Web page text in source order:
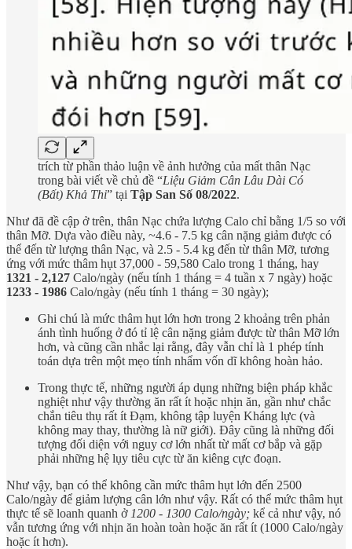
trích từ phần thảo luận về ảnh hưởng của mất thân Nạc
trong bài viết về chủ đề “Liệu Giảm Cân Lâu Dài Có
(Bất) Khả Thi” tại Tập San Số 08/2022.
Như đã đề cập ở trên, thân Nạc chứa lượng Calo chỉ bằng 1/5 so với
thân Mỡ. Dựa vào điều này, ~4.6 - 7.5 kg cân nặng giảm được có
thể đến từ lượng thân Nạc, và 2.5 - 5.4 kg đến từ thân Mỡ, tương
ứng với mức thâm hụt 37,000 - 59,580 Calo trong 1 tháng, hay
1321 - 2,127 Calo/ngày (nếu tính 1 tháng = 4 tuần x 7 ngày) hoặc
1233 - 1986 Calo/ngày (nếu tính 1 tháng = 30 ngày);
Ghi chú là mức thâm hụt lớn hơn trong 2 khoảng trên phản
ánh tình huống ở đó tỉ lệ cân nặng giảm được từ thân Mỡ lớn
hơn, và cũng cần nhắc lại rằng, đây vẫn chỉ là 1 phép tính
toán dựa trên một mẹo tính nhẩm vốn dĩ không hoàn hảo.
Trong thực tế, những người áp dụng những biện pháp khắc
nghiệt như vậy thường ăn rất ít hoặc nhịn ăn, gần như chắc
chắn tiêu thụ rất ít Đạm, không tập luyện Kháng lực (và
không may thay, thường là nữ giới). Đây cũng là những đối
tượng đối diện với nguy cơ lớn nhất từ mất cơ bắp và gặp
phải những hệ lụy tiêu cực từ ăn kiêng cực đoạn.
Như vậy, bạn có thể không cần mức thâm hụt lớn đến 2500
Calo/ngày để giảm lượng cân lớn như vậy. Rất có thể mức thâm hụt
thực tế sẽ loanh quanh ở 1200 - 1300 Calo/ngày; kể cả như vậy, nó
vẫn tương ứng với nhịn ăn hoàn toàn hoặc ăn rất ít (1000 Calo/ngày
hoặc ít hơn).